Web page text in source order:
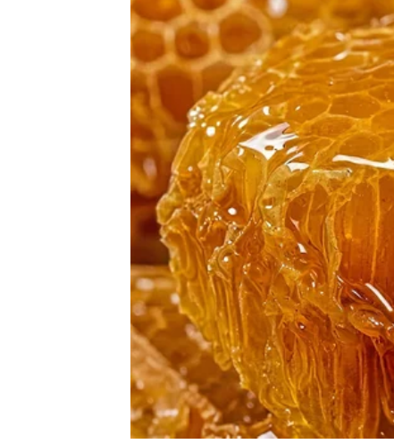
OVAN – ISTINA KOJA
Ovnovi su u prethodnom periodu osećali
vrednost, svoju lojalnost, svoju snagu.
Ako ste bili pogrešno optuženi ili
pogrešio. Situacija koja vam je nanosila
U ljubavi – moguće je da partner ili
oseća. Ako ste slobodni, pojavljuje se
menja.
Na poslovnom planu – dolazi prilika da
vide drugačijim očima.
Karmički preokret za vas je u
se dokazujete. Dovoljni ste takvi kakvi